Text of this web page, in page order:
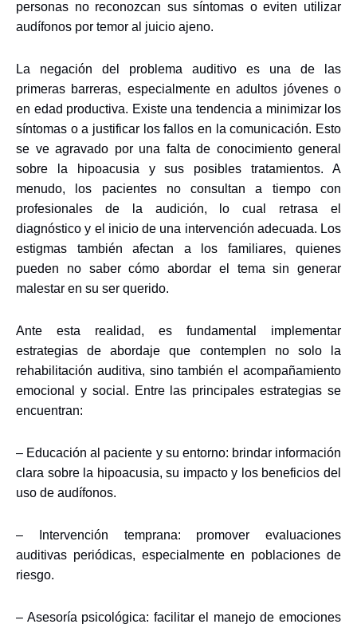
personas no reconozcan sus síntomas o eviten utilizar
audífonos por temor al juicio ajeno.
La negación del problema auditivo es una de las
primeras barreras, especialmente en adultos jóvenes o
en edad productiva. Existe una tendencia a minimizar los
síntomas o a justificar los fallos en la comunicación. Esto
se ve agravado por una falta de conocimiento general
sobre la hipoacusia y sus posibles tratamientos. A
menudo, los pacientes no consultan a tiempo con
profesionales de la audición, lo cual retrasa el
diagnóstico y el inicio de una intervención adecuada. Los
estigmas también afectan a los familiares, quienes
pueden no saber cómo abordar el tema sin generar
malestar en su ser querido.
Ante esta realidad, es fundamental implementar
estrategias de abordaje que contemplen no solo la
rehabilitación auditiva, sino también el acompañamiento
emocional y social. Entre las principales estrategias se
encuentran:
– Educación al paciente y su entorno: brindar información
clara sobre la hipoacusia, su impacto y los beneficios del
uso de audífonos.
– Intervención temprana: promover evaluaciones
auditivas periódicas, especialmente en poblaciones de
riesgo.
– Asesoría psicológica: facilitar el manejo de emociones